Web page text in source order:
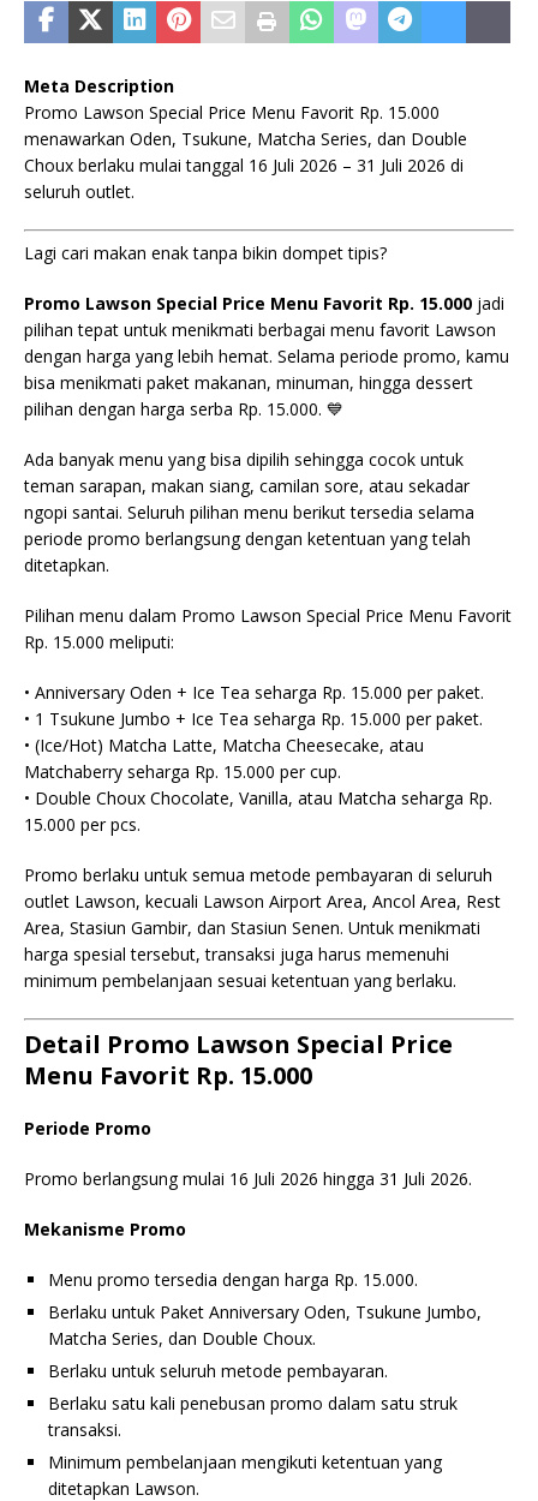
Meta Description
Promo Lawson Special Price Menu Favorit Rp. 15.000
menawarkan Oden, Tsukune, Matcha Series, dan Double
Choux berlaku mulai tanggal 16 Juli 2026 – 31 Juli 2026 di
seluruh outlet.
Lagi cari makan enak tanpa bikin dompet tipis?
Promo Lawson Special Price Menu Favorit Rp. 15.000 jadi
pilihan tepat untuk menikmati berbagai menu favorit Lawson
dengan harga yang lebih hemat. Selama periode promo, kamu
bisa menikmati paket makanan, minuman, hingga dessert
pilihan dengan harga serba Rp. 15.000. 💙
Ada banyak menu yang bisa dipilih sehingga cocok untuk
teman sarapan, makan siang, camilan sore, atau sekadar
ngopi santai. Seluruh pilihan menu berikut tersedia selama
periode promo berlangsung dengan ketentuan yang telah
ditetapkan.
Pilihan menu dalam Promo Lawson Special Price Menu Favorit
Rp. 15.000 meliputi:
• Anniversary Oden + Ice Tea seharga Rp. 15.000 per paket.
• 1 Tsukune Jumbo + Ice Tea seharga Rp. 15.000 per paket.
• (Ice/Hot) Matcha Latte, Matcha Cheesecake, atau
Matchaberry seharga Rp. 15.000 per cup.
• Double Choux Chocolate, Vanilla, atau Matcha seharga Rp.
15.000 per pcs.
Promo berlaku untuk semua metode pembayaran di seluruh
outlet Lawson, kecuali Lawson Airport Area, Ancol Area, Rest
Area, Stasiun Gambir, dan Stasiun Senen. Untuk menikmati
harga spesial tersebut, transaksi juga harus memenuhi
minimum pembelanjaan sesuai ketentuan yang berlaku.
Detail Promo Lawson Special Price
Menu Favorit Rp. 15.000
Periode Promo
Promo berlangsung mulai 16 Juli 2026 hingga 31 Juli 2026.
Mekanisme Promo
Menu promo tersedia dengan harga Rp. 15.000.
Berlaku untuk Paket Anniversary Oden, Tsukune Jumbo,
Matcha Series, dan Double Choux.
Berlaku untuk seluruh metode pembayaran.
Berlaku satu kali penebusan promo dalam satu struk
transaksi.
Minimum pembelanjaan mengikuti ketentuan yang
ditetapkan Lawson.